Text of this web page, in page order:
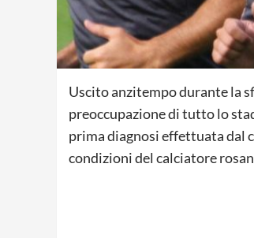
Uscito anzitempo durante la
preoccupazione di tutto lo
prima diagnosi effettuata dal
condizioni del calciatore